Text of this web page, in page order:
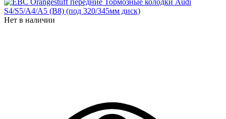
Нет в наличии